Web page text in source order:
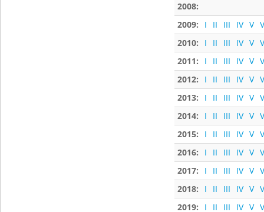
2008:
2009:
I II III IV V
2010:
I II III IV V
2011:
I II III IV V
2012:
I II III IV V
2013:
I II III IV V
2014:
I II III IV V
2015:
I II III IV V
2016:
I II III IV V
2017:
I II III IV V
2018:
I II III IV V
2019:
I II III IV V